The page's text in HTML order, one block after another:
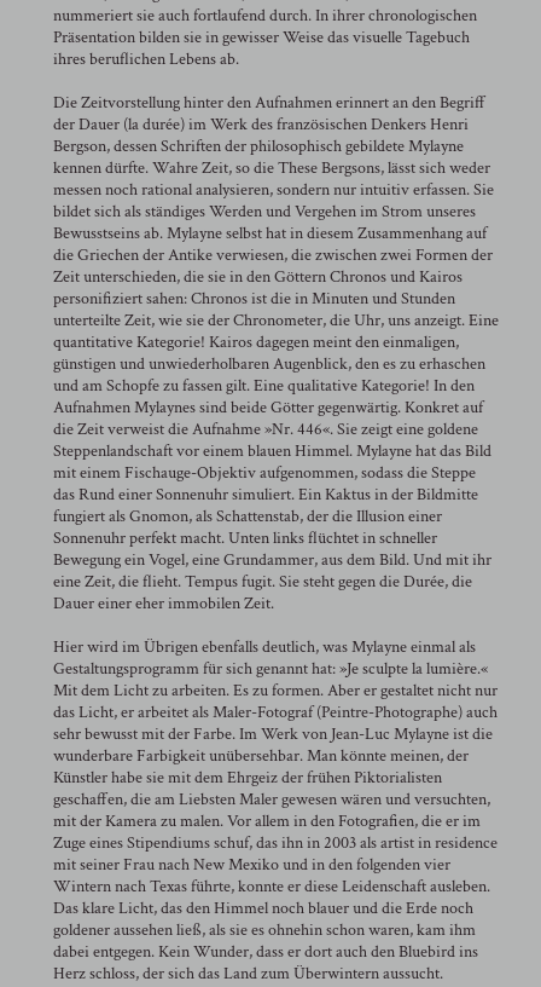
nummeriert sie auch fortlaufend durch. In ihrer chronologischen
Präsentation bilden sie in gewisser Weise das visuelle Tagebuch
ihres beruflichen Lebens ab.
Die Zeitvorstellung hinter den Aufnahmen erinnert an den Begriff
der Dauer (la durée) im Werk des französischen Denkers Henri
Bergson, dessen Schriften der philosophisch gebildete Mylayne
kennen dürfte. Wahre Zeit, so die These Bergsons, lässt sich weder
messen noch rational analysieren, sondern nur intuitiv erfassen. Sie
bildet sich als ständiges Werden und Vergehen im Strom unseres
Bewusstseins ab. Mylayne selbst hat in diesem Zusammenhang auf
die Griechen der Antike verwiesen, die zwischen zwei Formen der
Zeit unterschieden, die sie in den Göttern Chronos und Kairos
personifiziert sahen: Chronos ist die in Minuten und Stunden
unterteilte Zeit, wie sie der Chronometer, die Uhr, uns anzeigt. Eine
quantitative Kategorie! Kairos dagegen meint den einmaligen,
günstigen und unwiederholbaren Augenblick, den es zu erhaschen
und am Schopfe zu fassen gilt. Eine qualitative Kategorie! In den
Aufnahmen Mylaynes sind beide Götter gegenwärtig. Konkret auf
die Zeit verweist die Aufnahme »Nr. 446«. Sie zeigt eine goldene
Steppenlandschaft vor einem blauen Himmel. Mylayne hat das Bild
mit einem Fischauge-Objektiv aufgenommen, sodass die Steppe
das Rund einer Sonnenuhr simuliert. Ein Kaktus in der Bildmitte
fungiert als Gnomon, als Schattenstab, der die Illusion einer
Sonnenuhr perfekt macht. Unten links flüchtet in schneller
Bewegung ein Vogel, eine Grundammer, aus dem Bild. Und mit ihr
eine Zeit, die flieht. Tempus fugit. Sie steht gegen die Durée, die
Dauer einer eher immobilen Zeit.
Hier wird im Übrigen ebenfalls deutlich, was Mylayne einmal als
Gestaltungsprogramm für sich genannt hat: »Je sculpte la lumière.«
Mit dem Licht zu arbeiten. Es zu formen. Aber er gestaltet nicht nur
das Licht, er arbeitet als Maler-Fotograf (Peintre-Photographe) auch
sehr bewusst mit der Farbe. Im Werk von Jean-Luc Mylayne ist die
wunderbare Farbigkeit unübersehbar. Man könnte meinen, der
Künstler habe sie mit dem Ehrgeiz der frühen Piktorialisten
geschaffen, die am Liebsten Maler gewesen wären und versuchten,
mit der Kamera zu malen. Vor allem in den Fotografien, die er im
Zuge eines Stipendiums schuf, das ihn in 2003 als artist in residence
mit seiner Frau nach New Mexiko und in den folgenden vier
Wintern nach Texas führte, konnte er diese Leidenschaft ausleben.
Das klare Licht, das den Himmel noch blauer und die Erde noch
goldener aussehen ließ, als sie es ohnehin schon waren, kam ihm
dabei entgegen. Kein Wunder, dass er dort auch den Bluebird ins
Herz schloss, der sich das Land zum Überwintern aussucht.